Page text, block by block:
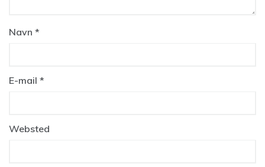
Navn *
E-mail *
Websted